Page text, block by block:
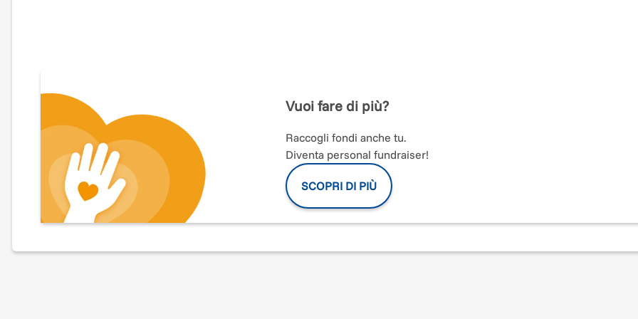
Singoli runner, podisti esperti e amatoriali, associazioni sportive, gruppi aziendali, spontanei, negozi di running verranno coinvolti in
entusiasmanti staffette facendo viaggiare un testimone per i magnifici territori delle nostre regioni. Ognuno farà la sua parte, portando il
messaggio di solidarietà e di speranza di Run4Hope.
Vuoi fare di più?
Raccogli fondi anche tu.
Diventa personal fundraiser!
SCOPRI DI PIÙ